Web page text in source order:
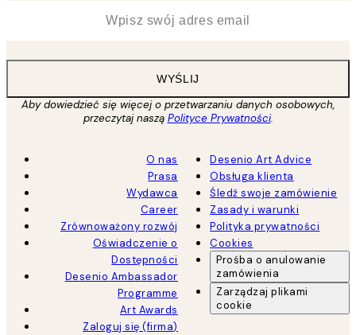
WYŚLIJ
Aby dowiedzieć się więcej o przetwarzaniu danych osobowych,
przeczytaj naszą Polityce Prywatności.
O nas
Prasa
Wydawca
Career
Zrównoważony rozwój
Oświadczenie o
Dostępności
Desenio Ambassador
Programme
Art Awards
Zaloguj się (firma)
Desenio Art Advice
Obsługa klienta
Śledź swoje zamówienie
Zasady i warunki
Polityka prywatności
Cookies
Prośba o anulowanie
zamówienia
Zarządzaj plikami
cookie